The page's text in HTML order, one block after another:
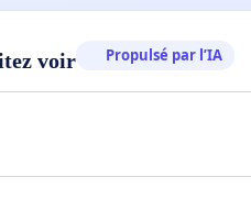
voir Propulsé par l’IA